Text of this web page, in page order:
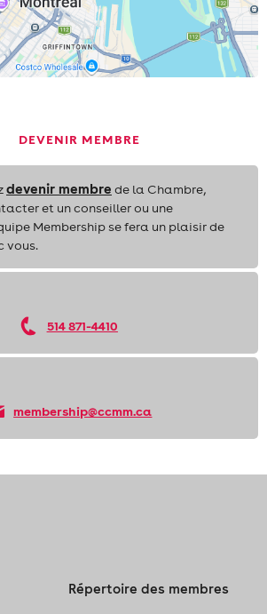
DEVENIR MEMBRE
devenir membre de la Chambre,
et un conseiller ou une
Membership se fera un plaisir de
vous.
514 871-4410
membership@ccmm.ca
Répertoire des membres